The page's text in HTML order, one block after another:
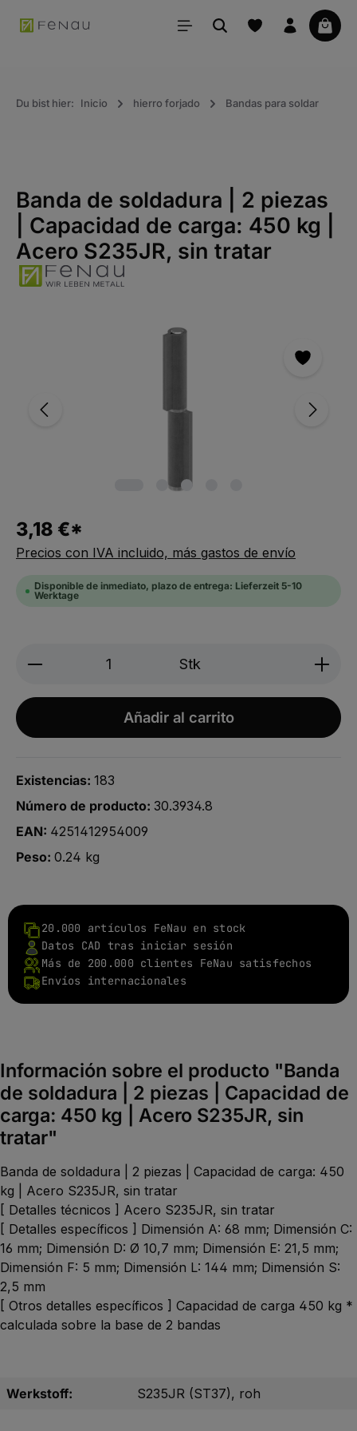
principal La
Du bist hier: Inicio hierro forjado Bandas para soldar
Banda de soldadura | 2 piezas
| Capacidad de carga: 450 kg |
Acero S235JR, sin tratar
Saltar la galería de imágenes
3,18 €*
Precios con IVA incluido, más gastos de envío
Disponible de inmediato, plazo de entrega: Lieferzeit 5-10
Werktage
Produkt Anzahl: Gib den
Stk
Añadir al carrito
Existencias: 183
Número de producto: 30.3934.8
EAN: 4251412954009
Peso: 0.24 kg
20.000 artículos FeNau en stock
Datos CAD tras iniciar sesión
Más de 200.000 clientes FeNau satisfechos
Envíos internacionales
Información sobre el producto "Banda
de soldadura | 2 piezas | Capacidad de
carga: 450 kg | Acero S235JR, sin
tratar"
Banda de soldadura | 2 piezas | Capacidad de carga: 450
kg | Acero S235JR, sin tratar
[ Detalles técnicos ] Acero S235JR, sin tratar
[ Detalles específicos ] Dimensión A: 68 mm; Dimensión C:
16 mm; Dimensión D: Ø 10,7 mm; Dimensión E: 21,5 mm;
Dimensión F: 5 mm; Dimensión L: 144 mm; Dimensión S:
2,5 mm
[ Otros detalles específicos ] Capacidad de carga 450 kg *
calculada sobre la base de 2 bandas
Werkstoff: S235JR (ST37), roh